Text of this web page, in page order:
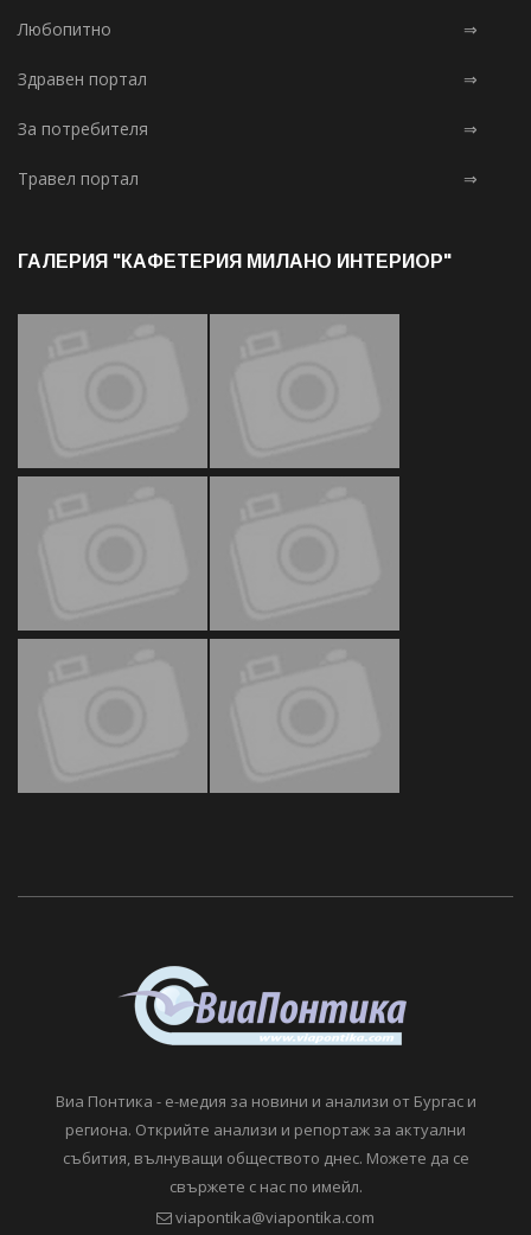
Любопитно ⇒
Здравен портал ⇒
За потребителя ⇒
Травел портал ⇒
ГАЛЕРИЯ "КАФЕТЕРИЯ МИЛАНО ИНТЕРИОР"
Виа Понтика - е-медия за новини и анализи от Бургас и
региона. Открийте анализи и репортаж за актуални
събития, вълнуващи обществото днес. Можете да се
свържете с нас по имейл.
viapontika@viapontika.com